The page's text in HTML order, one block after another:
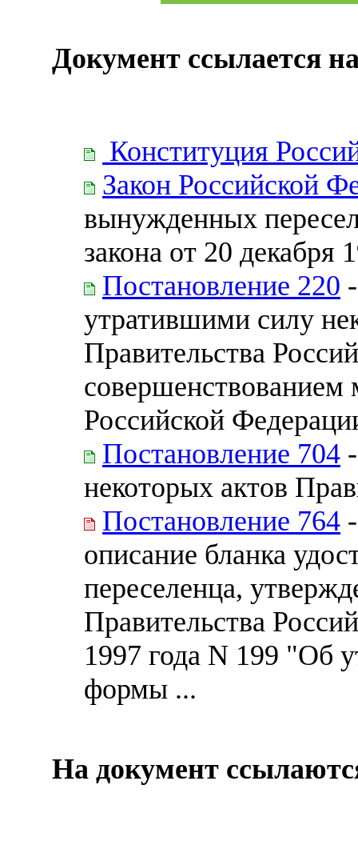
Документ ссылается
Конституция
Закон Российской
вынужденных
закона от 20 декабря
Постановление 220
утратившими силу
Правительства
совершенствованием
Российской
Постановление 704
некоторых актов
Постановление 764
описание бланка
переселенца,
Правительства
1997 года N 199 "Об
формы ...
На документ